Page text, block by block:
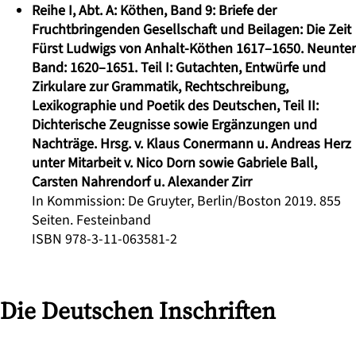
Reihe I, Abt. A: Köthen, Band 9: Briefe der
Fruchtbringenden Gesellschaft und Beilagen: Die Zeit
Fürst Ludwigs von Anhalt-Köthen 1617–1650. Neunter
Band: 1620–1651. Teil I: Gutachten, Entwürfe und
Zirkulare zur Grammatik, Rechtschreibung,
Lexikographie und Poetik des Deutschen, Teil II:
Dichterische Zeugnisse sowie Ergänzungen und
Nachträge. Hrsg. v. Klaus Conermann u. Andreas Herz
unter Mitarbeit v. Nico Dorn sowie Gabriele Ball,
Carsten Nahrendorf u. Alexander Zirr
In Kommission: De Gruyter, Berlin/Boston 2019. 855
Seiten. Festeinband
ISBN 978-3-11-063581-2
Die Deutschen Inschriften